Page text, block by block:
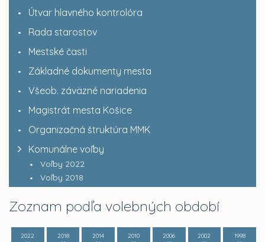
Útvar hlavného kontrolóra
Rada starostov
Mestské časti
Základné dokumenty mesta
Všeob. záväzné nariadenia
Magistrát mesta Košice
Organizačná štruktúra MMK
Komunálne voľby
Voľby 2022
Voľby 2018
Zoznam podľa volebných období
2022
2018
2014
2010
2006
2002
1998